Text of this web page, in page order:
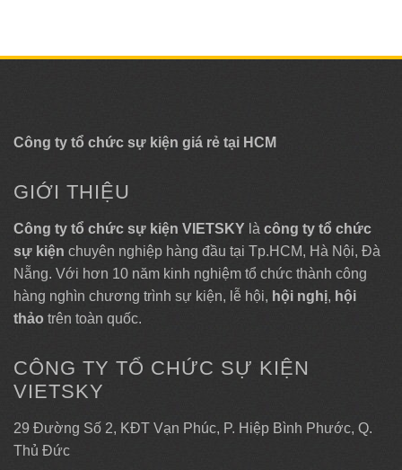
Công ty tổ chức sự kiện giá rẻ tại HCM
GIỚI THIỆU
Công ty tổ chức sự kiện VIETSKY là công ty tổ chức
sự kiện chuyên nghiệp hàng đầu tại Tp.HCM, Hà Nội, Đà
Nẵng. Với hơn 10 năm kinh nghiệm tổ chức thành công
hàng nghìn chương trình sự kiện, lễ hội, hội nghị, hội
thảo trên toàn quốc.
CÔNG TY TỔ CHỨC SỰ KIỆN
VIETSKY
29 Đường Số 2, KĐT Vạn Phúc, P. Hiệp Bình Phước, Q.
Thủ Đức